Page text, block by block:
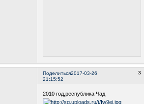
Поделиться 3
2017-03-26
21:15:52
2010 год,республика Чад